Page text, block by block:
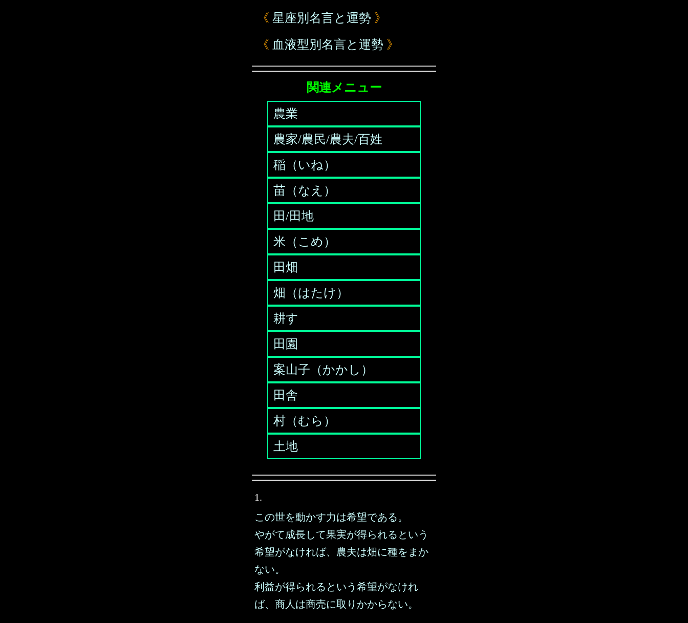
《 星座別名言と運勢 》
《 血液型別名言と運勢 》
関連メニュー
農業
農家/農民/農夫/百姓
稲（いね）
苗（なえ）
田/田地
米（こめ）
田畑
畑（はたけ）
耕す
田園
案山子（かかし）
田舎
村（むら）
土地
1.
この世を動かす力は希望である。
やがて成長して果実が得られるという
希望がなければ、農夫は畑に種をまか
ない。
利益が得られるという希望がなけれ
ば、商人は商売に取りかからない。